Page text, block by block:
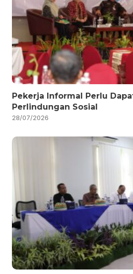
Pekerja Informal Perlu
Perlindungan Sosial
28/07/2026